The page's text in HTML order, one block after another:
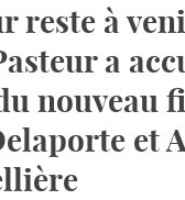
reste à
a
nouveau
et